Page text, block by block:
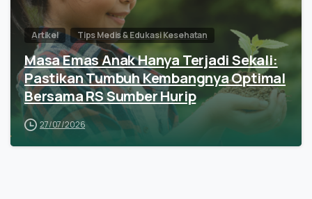
Artikel Tips Medis & Edukasi Kesehatan
Masa Emas Anak Hanya Terjadi Sekali:
Pastikan Tumbuh Kembangnya Optimal
Bersama RS Sumber Hurip
27/07/2026